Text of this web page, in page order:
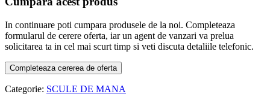
In continuare poti cumpara produsele de la noi. Completeaza
formularul de cerere oferta, iar un agent de vanzari va prelua
solicitarea ta in cel mai scurt timp si veti discuta detaliile telefonic.
Completeaza cererea de oferta
Categorie: SCULE DE MANA